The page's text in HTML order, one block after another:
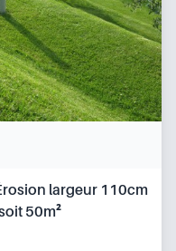
largeur 110cm
50m²